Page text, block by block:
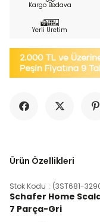
Kargo Bedava
Yerli Üretim
Ürün Özellikleri
Stok Kodu (3ST681-
Schafer Home
7 Parça-Gri